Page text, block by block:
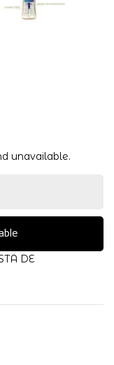
unavailable.
DE